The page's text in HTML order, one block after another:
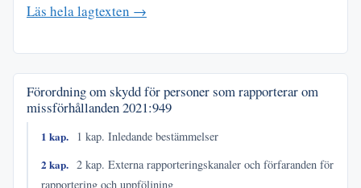
Läs hela lagtexten →
Förordning om skydd för personer som rapporterar om
missförhållanden2021:949
1 kap.
1 kap. Inledande bestämmelser
2 kap. 2 kap. Externa rapporteringskanaler och förfaranden för
rapportering och uppföljning